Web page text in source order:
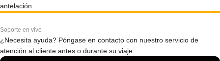
antelación.
Soporte en vivo
¿Necesita ayuda? Póngase en contacto con nuestro servicio de
atención al cliente antes o durante su viaje.